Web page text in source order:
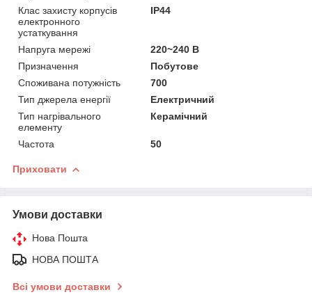
Клас захисту корпусів
електронного
устаткування
IP44
Напруга мережі
220~240 В
Призначення
Побутове
Споживана потужність
700
Тип джерела енергії
Електричний
Тип нагрівального
елементу
Керамічний
Частота 50
Приховати
Умови доставки
Нова Пошта
НОВА ПОШТА
Всі умови доставки